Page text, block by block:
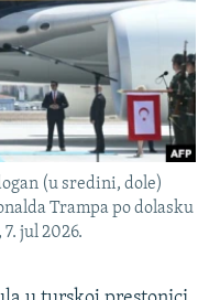
(u sredini, dole)
Trampa po dolasku
jul 2026.